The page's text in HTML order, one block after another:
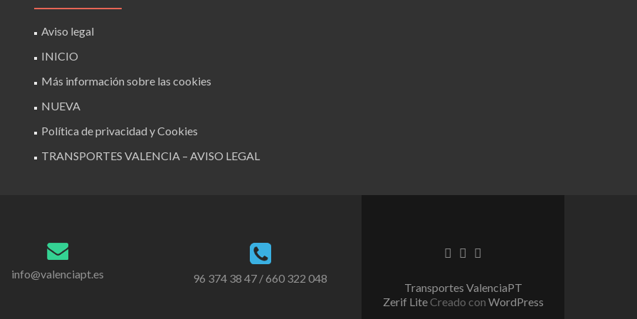
Aviso legal
INICIO
Más información sobre las cookies
NUEVA
Política de privacidad y Cookies
TRANSPORTES VALENCIA – AVISO LEGAL
info@valenciapt.es 96 374 38 47 / 660 322 048
Go
Facebook
Go
Twitter
Go
Linkedin
Transportes ValenciaPT
Zerif Lite Creado con WordPress